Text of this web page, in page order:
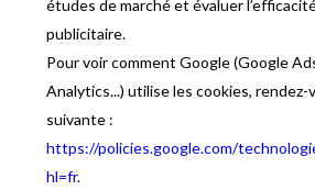
études de marché et évaluer
publicitaire.
Pour voir comment Google (Google
Analytics...) utilise les cookies, rendez-
suivante :
https://policies.google.com/
hl=fr.